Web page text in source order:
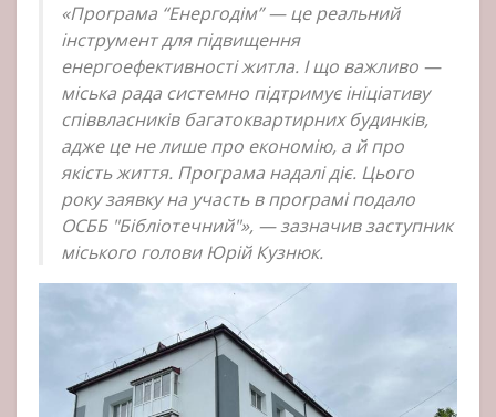
«Програма “Енергодім” — це реальний
інструмент для підвищення
енергоефективності житла. І що важливо —
міська рада системно підтримує ініціативу
співвласників багатоквартирних будинків,
адже це не лише про економію, а й про
якість життя. Програма надалі діє. Цього
року заявку на участь в програмі подало
ОСББ "Бібліотечний"», — зазначив заступник
міського голови Юрій Кузнюк.